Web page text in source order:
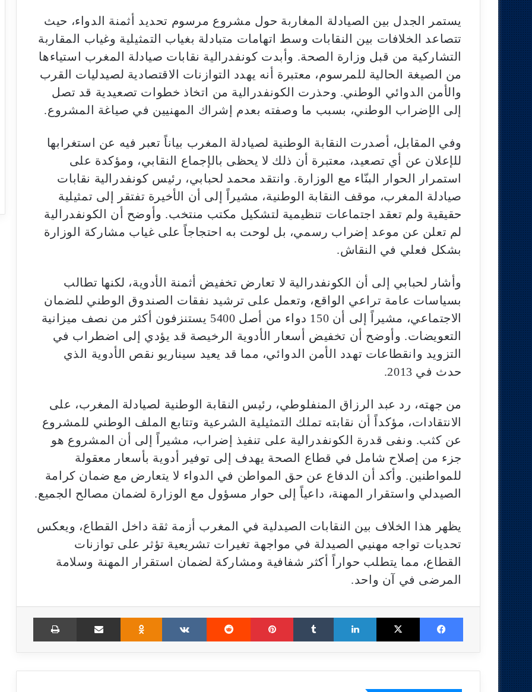
يستمر الجدل بين الصيادلة المغاربة حول مشروع مرسوم تحديد أثمنة الدواء، حيث
تتصاعد الخلافات بين النقابات وسط اتهامات متبادلة بغياب التمثيلية وغياب المقاربة
التشاركية من قبل وزارة الصحة. وأبدت كونفدرالية نقابات صيادلة المغرب استياءها
من الصيغة الحالية للمرسوم، معتبرة أنه يهدد التوازنات الاقتصادية لصيدليات القرب
والأمن الدوائي الوطني. وحذرت الكونفدرالية من اتخاذ خطوات تصعيدية قد تصل
إلى الإضراب الوطني، بسبب ما وصفته بعدم إشراك المهنيين في صياغة المشروع.
وفي المقابل، أصدرت النقابة الوطنية لصيادلة المغرب بياناً تعبر فيه عن استغرابها
للإعلان عن أي تصعيد، معتبرة أن ذلك لا يحظى بالإجماع النقابي، ومؤكدة على
استمرار الحوار البنّاء مع الوزارة. وانتقد محمد لحبابي، رئيس كونفدرالية نقابات
صيادلة المغرب، موقف النقابة الوطنية، مشيراً إلى أن الأخيرة تفتقر إلى تمثيلية
حقيقية ولم تعقد اجتماعات تنظيمية لتشكيل مكتب منتخب. وأوضح أن الكونفدرالية
لم تعلن عن موعد إضراب رسمي، بل لوحت به احتجاجاً على غياب مشاركة الوزارة
بشكل فعلي في النقاش.
وأشار لحبابي إلى أن الكونفدرالية لا تعارض تخفيض أثمنة الأدوية، لكنها تطالب
بسياسات عامة تراعي الواقع، وتعمل على ترشيد نفقات الصندوق الوطني للضمان
الاجتماعي، مشيراً إلى أن 150 دواء من أصل 5400 يستنزفون أكثر من نصف ميزانية
التعويضات. وأوضح أن تخفيض أسعار الأدوية الرخيصة قد يؤدي إلى اضطراب في
التزويد وانقطاعات تهدد الأمن الدوائي، مما قد يعيد سيناريو نقص الأدوية الذي
حدث في 2013.
من جهته، رد عبد الرزاق المنفلوطي، رئيس النقابة الوطنية لصيادلة المغرب، على
الانتقادات، مؤكداً أن نقابته تملك التمثيلية الشرعية وتتابع الملف الوطني للمشروع
عن كثب. ونفى قدرة الكونفدرالية على تنفيذ إضراب، مشيراً إلى أن المشروع هو
جزء من إصلاح شامل في قطاع الصحة يهدف إلى توفير أدوية بأسعار معقولة
للمواطنين. وأكد أن الدفاع عن حق المواطن في الدواء لا يتعارض مع ضمان كرامة
الصيدلي واستقرار المهنة، داعياً إلى حوار مسؤول مع الوزارة لضمان مصالح الجميع.
يظهر هذا الخلاف بين النقابات الصيدلية في المغرب أزمة ثقة داخل القطاع، ويعكس
تحديات تواجه مهنيي الصيدلة في مواجهة تغيرات تشريعية تؤثر على توازنات
القطاع، مما يتطلب حواراً أكثر شفافية ومشاركة لضمان استقرار المهنة وسلامة
المرضى في آن واحد.
Facebook
X
LinkedIn
Tumblr
Pinterest
Reddit
VKontakte
Odnoklassniki
Share via Email
Print